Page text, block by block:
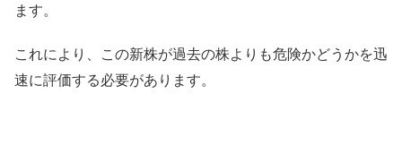
ます。
これにより、この新株が過去の株よりも危険かどうかを迅
速に評価する必要があります。